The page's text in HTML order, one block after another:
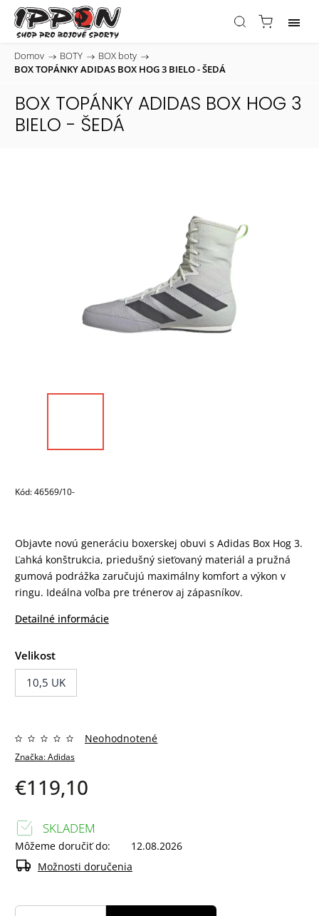
Domov / BOTY / BOX boty /
BOX TOPÁNKY ADIDAS BOX HOG 3 BIELO - ŠEDÁ
BOX TOPÁNKY ADIDAS BOX HOG 3
BIELO - ŠEDÁ
Kód:46569/10-
Objavte novú generáciu boxerskej obuvi s Adidas Box Hog 3.
Ľahká konštrukcia, priedušný sieťovaný materiál a pružná
gumová podrážka zaručujú maximálny komfort a výkon v
ringu. Ideálna voľba pre trénerov aj zápasníkov.
Detailné informácie
Velikost
10,5 UK
Značka:Adidas
Neohodnotené
€119,10
SKLADEM
Môžeme doručiť do:
12.08.2026
Možnosti doručenia